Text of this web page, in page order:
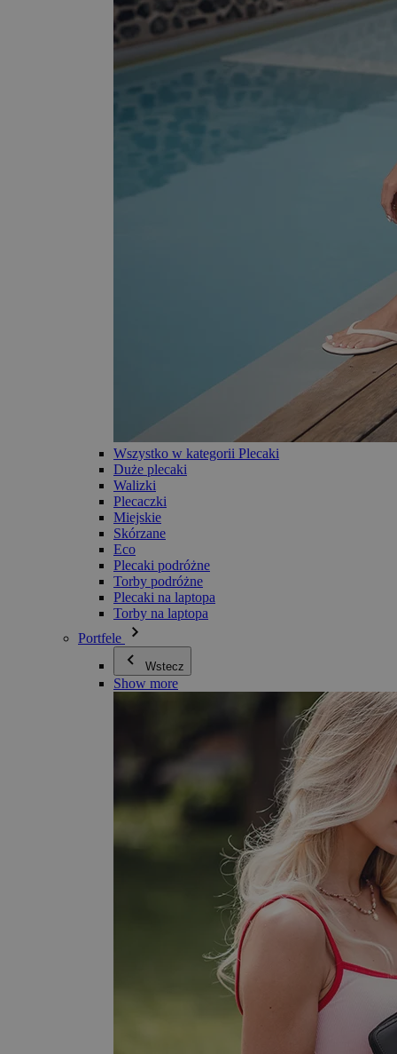
Wszystko w kategorii Plecaki
Duże plecaki
Walizki
Plecaczki
Miejskie
Skórzane
Eco
Plecaki podróżne
Torby podróżne
Plecaki na laptopa
Torby na laptopa
Portfele
Wstecz
Show more